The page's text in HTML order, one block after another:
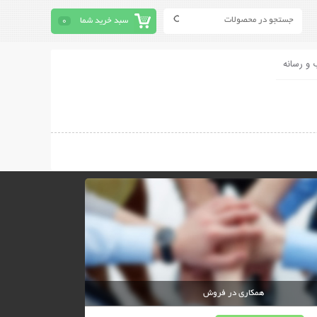
سبد خرید شما 0
و رسانه
همکاری در فروش